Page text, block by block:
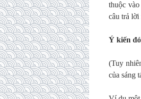
thuộc
câu trả lời
Ý kiến
(Tuy
của sáng